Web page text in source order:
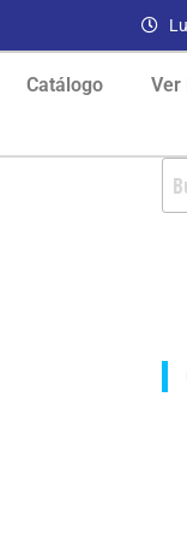
Catálogo Ver